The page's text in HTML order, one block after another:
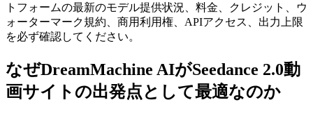
トフォームの最新のモデル提供状況、料金、クレジット、ウ
ォーターマーク規約、商用利用権、APIアクセス、出力上限
を必ず確認してください。
なぜDreamMachine AIがSeedance 2.0動
画サイトの出発点として最適なのか